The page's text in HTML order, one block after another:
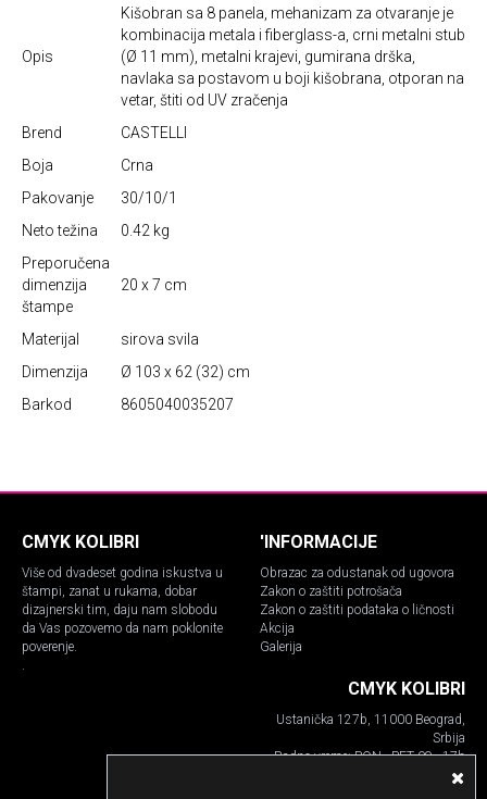
Opis
Kišobran sa 8 panela, mehanizam za otvaranje je
kombinacija metala i fiberglass-a, crni metalni stub
(Ø 11 mm), metalni krajevi, gumirana drška,
navlaka sa postavom u boji kišobrana, otporan na
vetar, štiti od UV zračenja
Brend
CASTELLI
Boja
Crna
Pakovanje
30/10/1
Neto težina
0.42 kg
Preporučena
dimenzija
štampe
20 x 7 cm
Materijal
sirova svila
Dimenzija
Ø 103 x 62 (32) cm
Barkod
8605040035207
CMYK KOLIBRI
Više od dvadeset godina iskustva u
štampi, zanat u rukama, dobar
dizajnerski tim, daju nam slobodu
da Vas pozovemo da nam poklonite
poverenje.
.
'INFORMACIJE
Obrazac za odustanak od ugovora
Zakon o zaštiti potrošača
Zakon o zaštiti podataka o ličnosti
Akcija
Galerija
CMYK KOLIBRI
Ustanička 127b, 11000 Beograd,
Srbija
Radno vreme: PON - PET 09 - 17h
Telefon: